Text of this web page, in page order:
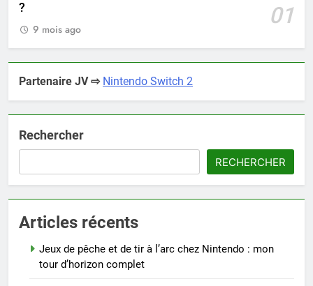
?
01
9 mois ago
Partenaire JV ⇨ Nintendo Switch 2
Rechercher
RECHERCHER
Articles récents
Jeux de pêche et de tir à l’arc chez Nintendo : mon
tour d’horizon complet